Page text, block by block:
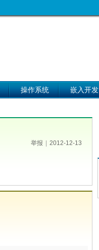
操作系统 嵌入开发
举报 2012-12-13